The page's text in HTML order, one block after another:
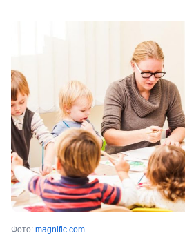
Фото: magnific.com